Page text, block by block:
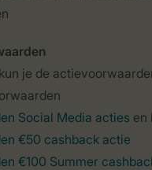
je de
Social Media acties en
€50 cashback actie
€100 Summer